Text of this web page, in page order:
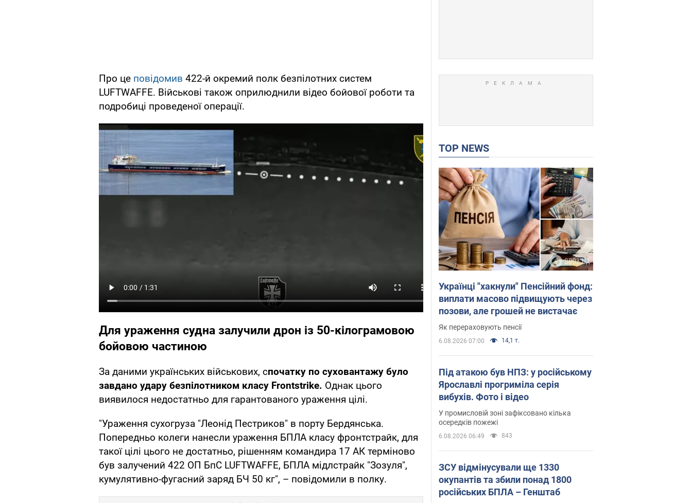
Про це повідомив 422-й окремий полк безпілотних систем
LUFTWAFFE. Військові також оприлюднили відео бойової роботи та
подробиці проведеної операції.
Для ураження судна залучили дрон із 50-кілограмовою
бойовою частиною
За даними українських військових, спочатку по суховантажу було
завдано удару безпілотником класу Frontstrike. Однак цього
виявилося недостатньо для гарантованого ураження цілі.
"Ураження сухогруза "Леонід Пестриков" в порту Бердянська.
Попередньо колеги нанесли ураження БПЛА класу фронтстрайк, для
такої цілі цього не достатньо, рішенням командира 17 АК терміново
був залучений 422 ОП БпС LUFTWAFFE, БПЛА мідлстрайк "Зозуля",
кумулятивно-фугасний заряд БЧ 50 кг", – повідомили в полку.
TOP NEWS
Українці "хакнули" Пенсійний фонд:
виплати масово підвищують через
позови, але грошей не вистачає
Як перераховують пенсії
6.08.2026 07:00 14,1 т.
Під атакою був НПЗ: у російському
Ярославлі прогриміла серія
вибухів. Фото і відео
У промисловій зоні зафіксовано кілька
осередків пожежі
6.08.2026 06:49 843
ЗСУ відмінусували ще 1330
окупантів та збили понад 1800
російських БПЛА – Генштаб